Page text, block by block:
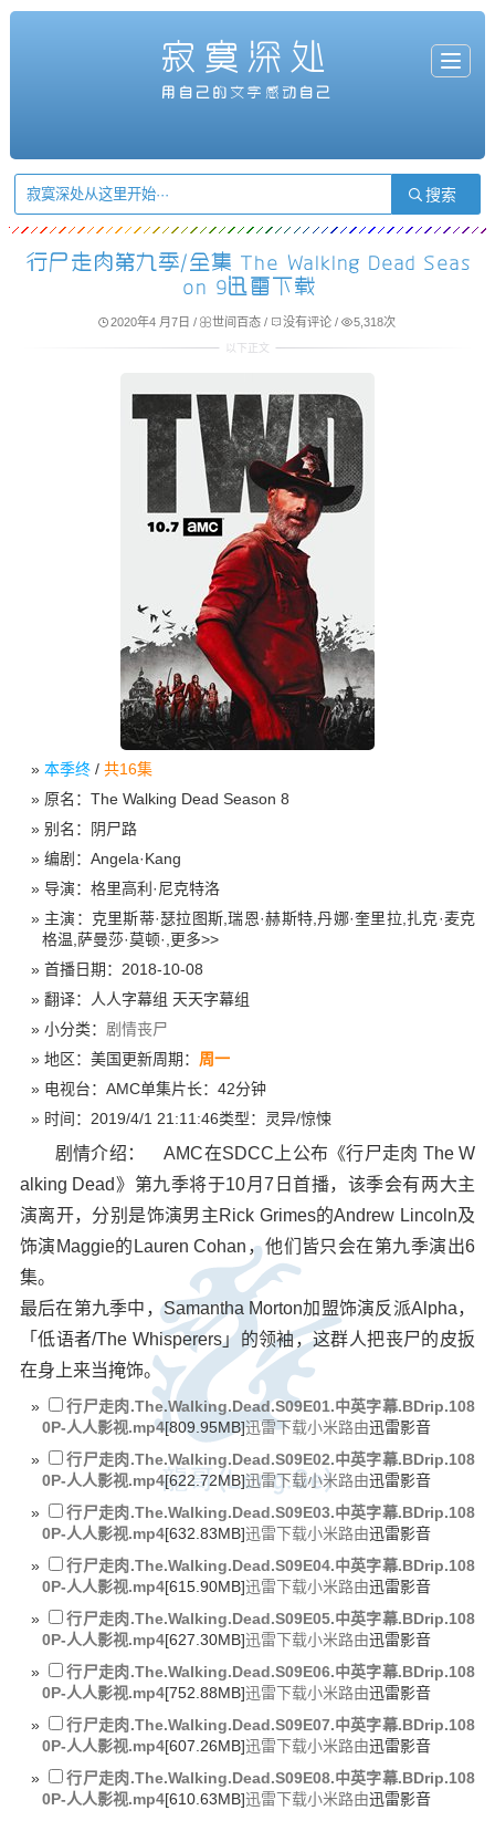
T
o
a
t
i
o
寂寞深处
用自己的文字感动自己
行尸走肉第九季/全集 The Walking Dead Seas
on 9迅雷下载
2020年4 月7日/ 世间百态 / 没有评论 / 5,318次
本季终/ 共16集
原名： The Walking Dead Season 8
别名：
阴尸路
编剧： Angela·Kang
导演： 格里高利·尼克特洛
主演： 克里斯蒂·瑟拉图斯,瑞恩·赫斯特,丹娜·奎里拉,扎克·麦克
格温,萨曼莎·莫顿·,更多>>
首播日期： 2018-10-08
翻译： 人人字幕组 天天字幕组
小分类： 剧情丧尸
地区： 美国更新周期： 周一
电视台： AMC单集片长： 42分钟
时间： 2019/4/1 21:11:46类型： 灵异/惊悚
剧情介绍： AMC在SDCC上公布《行尸走肉 The W
alking Dead》第九季将于10月7日首播，该季会有两大主
演离开，分别是饰演男主Rick Grimes的Andrew Lincoln及
饰演Maggie的Lauren Cohan，他们皆只会在第九季演出6
集。
最后在第九季中，Samantha Morton加盟饰演反派Alpha，
「低语者/The Whisperers」的领袖，这群人把丧尸的皮扳
在身上来当掩饰。
行尸走肉.The.Walking.Dead.S09E01.中英字幕.BDrip.108
0P-人人影视.mp4[809.95MB]迅雷下载小米路由迅雷影音
行尸走肉.The.Walking.Dead.S09E02.中英字幕.BDrip.108
0P-人人影视.mp4[622.72MB]迅雷下载小米路由迅雷影音
行尸走肉.The.Walking.Dead.S09E03.中英字幕.BDrip.108
0P-人人影视.mp4[632.83MB]迅雷下载小米路由迅雷影音
行尸走肉.The.Walking.Dead.S09E04.中英字幕.BDrip.108
0P-人人影视.mp4[615.90MB]迅雷下载小米路由迅雷影音
行尸走肉.The.Walking.Dead.S09E05.中英字幕.BDrip.108
0P-人人影视.mp4[627.30MB]迅雷下载小米路由迅雷影音
行尸走肉.The.Walking.Dead.S09E06.中英字幕.BDrip.108
0P-人人影视.mp4[752.88MB]迅雷下载小米路由迅雷影音
行尸走肉.The.Walking.Dead.S09E07.中英字幕.BDrip.108
0P-人人影视.mp4[607.26MB]迅雷下载小米路由迅雷影音
行尸走肉.The.Walking.Dead.S09E08.中英字幕.BDrip.108
0P-人人影视.mp4[610.63MB]迅雷下载小米路由迅雷影音